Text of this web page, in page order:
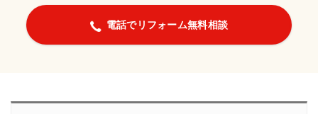
電話でリフォーム無料相談